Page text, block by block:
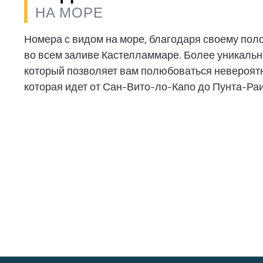
НА МОРЕ
Номера с видом на море, благодаря своему
во всем заливе Кастелламмаре. Более
который позволяет вам полюбоваться
которая идет от Сан-Вито-ло-Капо до Пунта-